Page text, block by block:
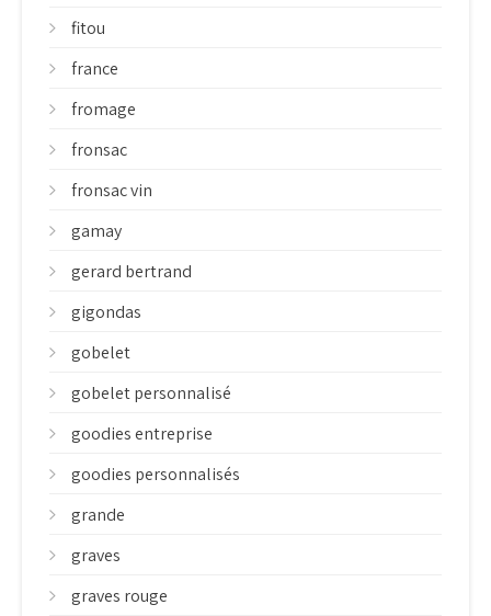
fitou
france
fromage
fronsac
fronsac vin
gamay
gerard bertrand
gigondas
gobelet
gobelet personnalisé
goodies entreprise
goodies personnalisés
grande
graves
graves rouge